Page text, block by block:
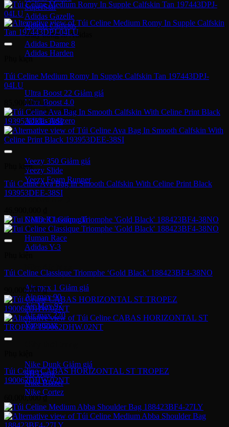
SuperStar
Adidas Gazelle
Adidas Campus
Giày bóng rổ Adidas
Adidas Dame 8
Adidas Harden
Ultra Boost
Ultra Boost 22
Ultra Boost 4.0
Giày chạy Adidas
Adidas Adizero
Adidas Yeezy
Yeezy 350
Yeezy Slide
Yeezy Foam Runner
Adidas NMD
NMD R1
Adidas Collab
Human Race
Adidas Y-3
Air max 1
Air max 90
Air Max 97
Air max 270
Vapormax
Nike Dunk
SB Dunk
Nike Blazer
Nike Cortez
Giày bóng rổ Nike
Phụ kiện
Túi Celine Medium Romy In Supple Calfskin Tan 197443DPJ-
04LU
85,900,000 ₫
Phụ kiện
Túi Celine Ava Bag In Smooth Calfskin With Celine Print Black
193953DEE-38SI
Túi Celine Classique Triomphe ‘Gold Black’ 188423BF4-38NO
90,000,000₫
Túi Celine CABAS HORIZONTAL ST TROPEZ
190062DHW.02NT
60,000,000₫